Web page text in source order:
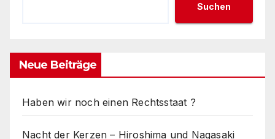
Suchen
Neue Beiträge
Haben wir noch einen Rechtsstaat ?
Nacht der Kerzen – Hiroshima und Nagasaki